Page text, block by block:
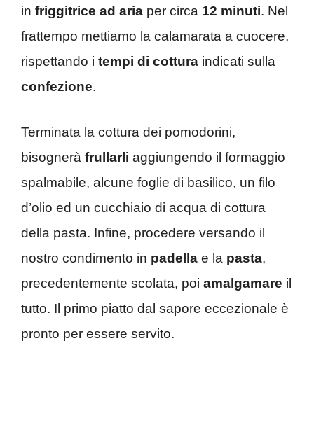
in friggitrice ad aria per circa 12 minuti. Nel
frattempo mettiamo la calamarata a cuocere,
rispettando i tempi di cottura indicati sulla
confezione.
Terminata la cottura dei pomodorini,
bisognerà frullarli aggiungendo il formaggio
spalmabile, alcune foglie di basilico, un filo
d’olio ed un cucchiaio di acqua di cottura
della pasta. Infine, procedere versando il
nostro condimento in padella e la pasta,
precedentemente scolata, poi amalgamare il
tutto. Il primo piatto dal sapore eccezionale è
pronto per essere servito.